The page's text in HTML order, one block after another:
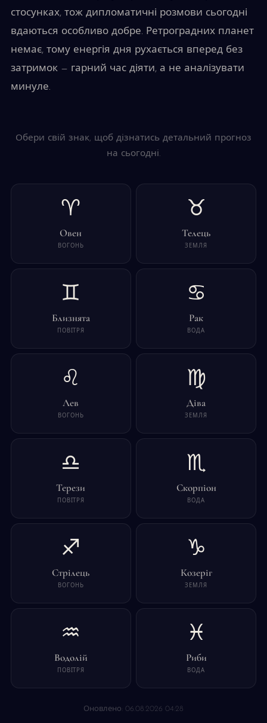
стосунках, тож дипломатичні розмови сьогодні
вдаються особливо добре. Ретроградних планет
немає, тому енергія дня рухається вперед без
затримок — гарний час діяти, а не аналізувати
минуле.
Обери свій знак, щоб дізнатись детальний прогноз
на сьогодні.
♈
Овен
ВОГОНЬ
♉
Телець
ЗЕМЛЯ
♊
Близнята
ПОВІТРЯ
♋
Рак
ВОДА
♌
Лев
ВОГОНЬ
♍
Діва
ЗЕМЛЯ
♎
Терези
ПОВІТРЯ
♏
Скорпіон
ВОДА
♐
Стрілець
ВОГОНЬ
♑
Козеріг
ЗЕМЛЯ
♒
Водолій
ПОВІТРЯ
♓
Риби
ВОДА
Оновлено: 06.08.2026 04:28